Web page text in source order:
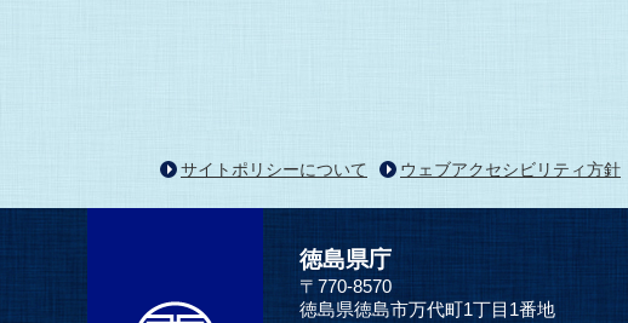
サイトポリシーについて ウェブアクセシビリティ方針
徳島県庁
〒770-8570
徳島県徳島市万代町1丁目1番地